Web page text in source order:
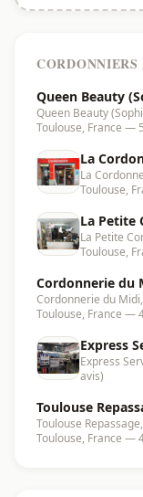
Queen Beauty
Queen Beauty
Toulouse, France —
La
31000
La
Toulouse,
La Petite
La Petite
Toulouse,
Cordonnerie du
Cordonnerie du
Toulouse, France —
Express
Express
avis)
Toulouse
Toulouse
Toulouse, France —